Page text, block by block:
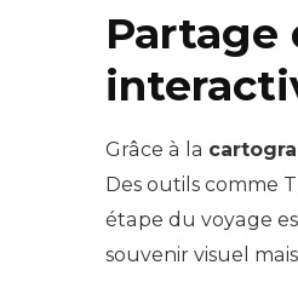
Partage
Grâce à la
Des outils comme
étape du voyage
souvenir visuel